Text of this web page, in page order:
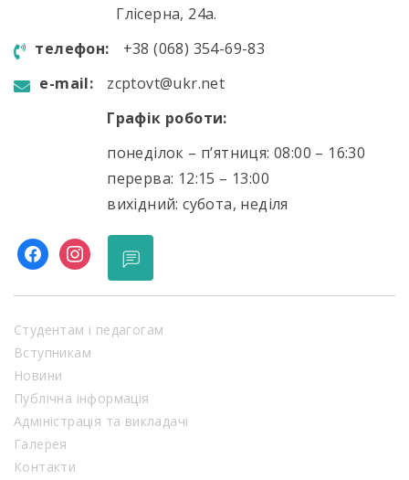
Глісерна, 24а.
телефон:
+38 (068) 354-69-83
e-mail:
zcptovt@ukr.net
Графік роботи:
понеділок – п’ятниця: 08:00 – 16:30
перерва: 12:15 – 13:00
вихідний: субота, неділя
facebookinstagram
Студентам і педагогам
Вступникам
Новини
Публічна інформація
Адміністрація та викладачі
Галерея
Контакти